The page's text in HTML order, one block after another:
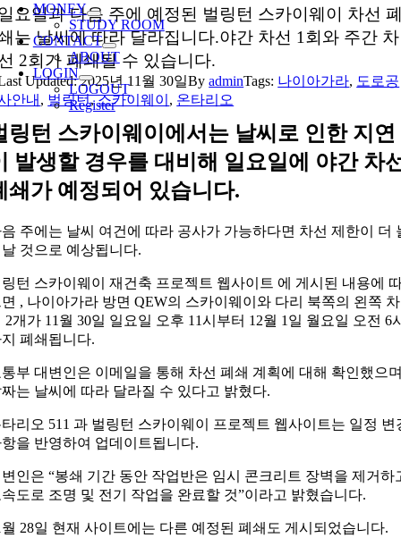
MONEY
STUDY ROOM
CONTACT
ABOUT
LOGIN
LOGOUT
Register
요일과 다음 주에 예정된 벌링턴 스카이웨이 차선
는 날씨에 따라 달라집니다.야간 차선 1회와 주간 차
2회가 폐쇄될 수 있습니다.
Updated: 2025년 11월 30일ByadminTags: 나이아가라, 도로공
안내 , 벌링턴,스카이웨이 , 온타리오
링턴 스카이웨이에서는 날씨로 인한 지연
발생할 경우를 대비해 일요일에 야간 차
쇄가 예정되어 있습니다.
주에는 날씨 여건에 따라 공사가 가능하다면 차선 제한이 더
것으로 예상됩니다.
턴 스카이웨이 재건축 프로젝트 웹사이트 에 게시된 내용에
, 나이아가라 방면 QEW의 스카이웨이와 다리 북쪽의 왼쪽 차
2개가 11월 30일 일요일 오후 11시부터 12월 1일 월요일 오전 6
폐쇄됩니다.
부 대변인은 이메일을 통해 차선 폐쇄 계획에 대해 확인했으
는 날씨에 따라 달라질 수 있다고 밝혔다.
리오 511 과 벌링턴 스카이웨이 프로젝트 웹사이트는 일정 변
을 반영하여 업데이트됩니다.
인은 “봉쇄 기간 동안 작업반은 임시 콘크리트 장벽을 제거하
도로 조명 및 전기 작업을 완료할 것”이라고 밝혔습니다.
월 28일 현재 사이트에는 다른 예정된 폐쇄도 게시되었습니다.